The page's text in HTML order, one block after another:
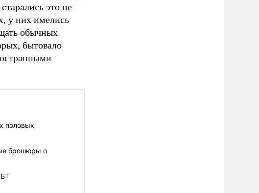
это не
у них имелись
обычных
бытовало
половых
брошюры о